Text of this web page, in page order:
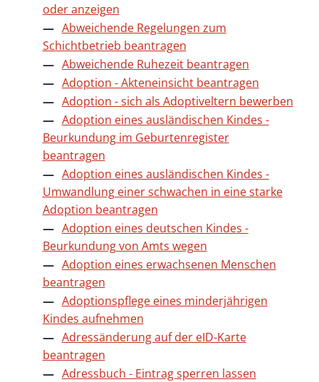
oder anzeigen
Abweichende Regelungen zum
Schichtbetrieb beantragen
Abweichende Ruhezeit beantragen
Adoption - Akteneinsicht beantragen
Adoption - sich als Adoptiveltern bewerben
Adoption eines ausländischen Kindes -
Beurkundung im Geburtenregister
beantragen
Adoption eines ausländischen Kindes -
Umwandlung einer schwachen in eine starke
Adoption beantragen
Adoption eines deutschen Kindes -
Beurkundung von Amts wegen
Adoption eines erwachsenen Menschen
beantragen
Adoptionspflege eines minderjährigen
Kindes aufnehmen
Adressänderung auf der eID-Karte
beantragen
Adressbuch - Eintrag sperren lassen